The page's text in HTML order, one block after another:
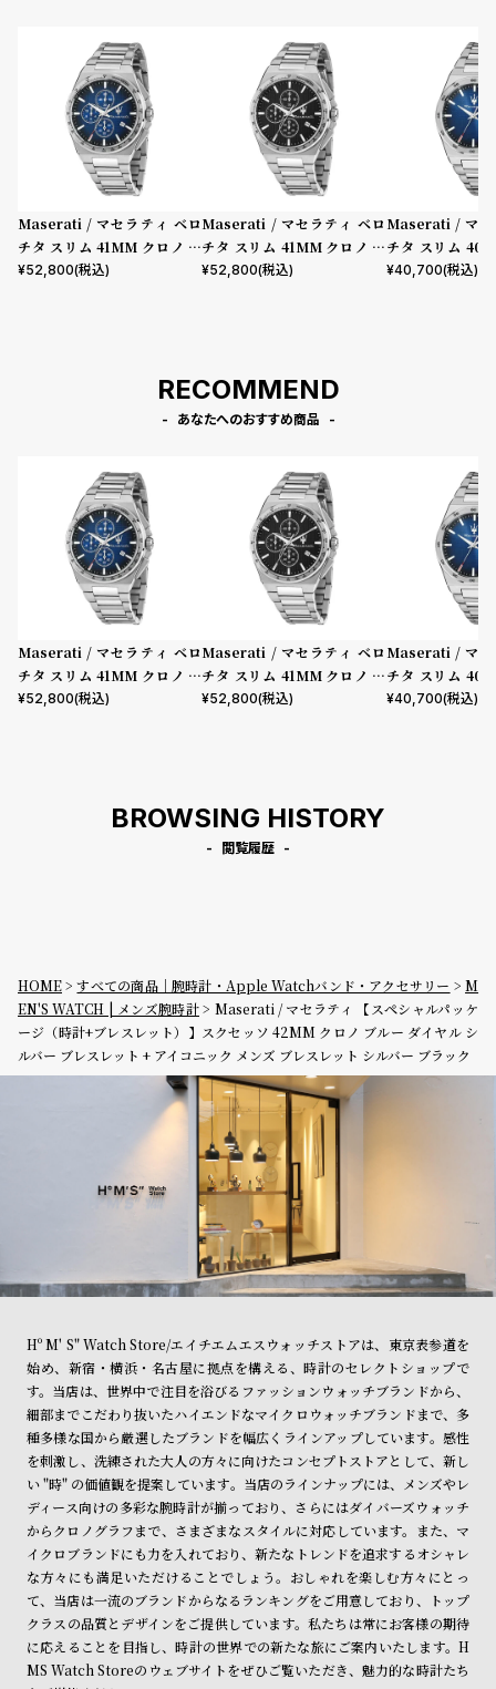
Maserati / マセラティ ベロ
チタ スリム 41MM クロノ ブ
ルー ダイヤル シルバー ブレス
¥52,800(税込)
Maserati / マセラティ ベロ
チタ スリム 41MM クロノ ブ
ラック ダイヤル シルバー ブレ
¥52,800(税込)
Maserati / マセ
チタ スリム
ブルー ダイヤル
¥40,700(税込)
RECOMMEND
あなたへのおすすめ商品
Maserati / マセラティ ベロ
チタ スリム 41MM クロノ ブ
ルー ダイヤル シルバー ブレス
¥52,800(税込)
Maserati / マセラティ ベロ
チタ スリム 41MM クロノ ブ
ラック ダイヤル シルバー ブレ
¥52,800(税込)
Maserati / マセ
チタ スリム
ブルー ダイヤル
¥40,700(税込)
BROWSING HISTORY
閲覧履歴
HOME すべての商品｜腕時計・Apple Watchバンド・アクセサリー
M
EN'S WATCH | メンズ腕時計
Maserati / マセラティ 【スペシャルパッケ
ージ（時計+ブレスレット）】スクセッソ 42MM クロノ ブルー ダイヤル シ
ルバー ブレスレット + アイコニック メンズ ブレスレット シルバー ブラック
Hº M' S" Watch Store/エイチエムエスウォッチストアは、東京表参道を
始め、新宿・横浜・名古屋に拠点を構える、時計のセレクトショップで
す。当店は、世界中で注目を浴びるファッションウォッチブランドから、
細部までこだわり抜いたハイエンドなマイクロウォッチブランドまで、多
種多様な国から厳選したブランドを幅広くラインアップしています。感性
を刺激し、洗練された大人の方々に向けたコンセプトストアとして、新し
い "時" の価値観を提案しています。当店のラインナップには、メンズやレ
ディース向けの多彩な腕時計が揃っており、さらにはダイバーズウォッチ
からクロノグラフまで、さまざまなスタイルに対応しています。また、マ
イクロブランドにも力を入れており、新たなトレンドを追求するオシャレ
な方々にも満足いただけることでしょう。おしゃれを楽しむ方々にとっ
て、当店は一流のブランドからなるランキングをご用意しており、トップ
クラスの品質とデザインをご提供しています。私たちは常にお客様の期待
に応えることを目指し、時計の世界での新たな旅にご案内いたします。H
MS Watch Storeのウェブサイトをぜひご覧いただき、魅力的な時計たち